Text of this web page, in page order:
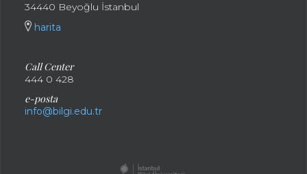
34440 Beyoğlu İstanbul
harita
Call Center
444 0 428
e-posta
info@bilgi.edu.tr